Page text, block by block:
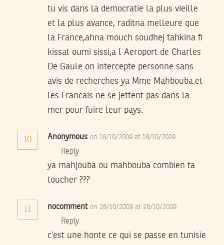
tu vis dans la democratie la plus vieille
et la plus avance, raditna melleure que
la France,ahna mouch soudhej tahkina fi
kissat oumi sissi,a l Aeroport de Charles
De Gaule on intercepte personne sans
avis de recherches ya Mme Mahbouba.et
les Francais ne se jettent pas dans la
mer pour fuire leur pays.
10 Anonymous on 18/10/2009 at 18/10/2009
Reply
ya mahjouba ou mahbouba combien ta
toucher ???
11 nocomment on 28/10/2009 at 28/10/2009
Reply
c’est une honte ce qui se passe en tunisie